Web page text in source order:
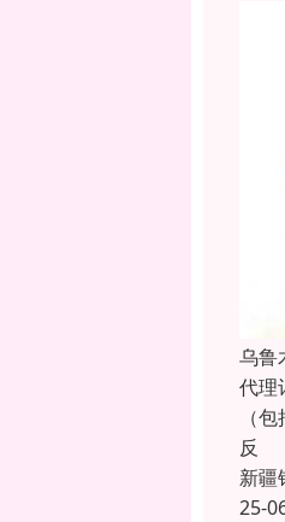
乌鲁
代理
（
反
新疆
25-